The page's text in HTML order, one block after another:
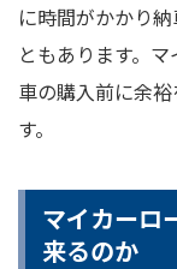
に時間がかかり
ともあります。
車の購入前に余
す。
マイカーロ
来るのか